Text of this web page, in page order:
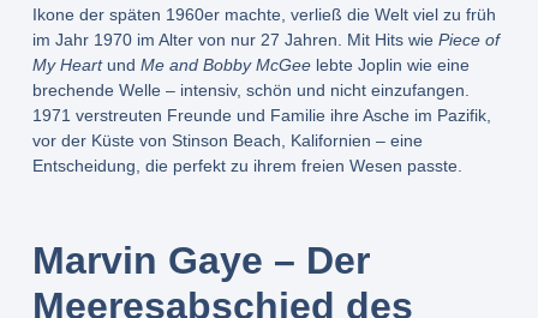
Ikone der späten 1960er machte, verließ die Welt viel zu früh
im Jahr 1970 im Alter von nur 27 Jahren. Mit Hits wie Piece of
My Heartund Me and Bobby McGeelebte Joplin wie eine
brechende Welle – intensiv, schön und nicht einzufangen.
1971 verstreuten Freunde und Familie ihre Asche im Pazifik,
vor der Küste von Stinson Beach, Kalifornien – eine
Entscheidung, die perfekt zu ihrem freien Wesen passte.
Marvin Gaye – Der
Meeresabschied des